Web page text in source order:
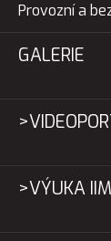
Provozní a
GALERIE
>VÝUKA IIM